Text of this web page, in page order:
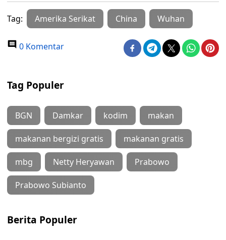
Tag: Amerika Serikat China Wuhan
0 Komentar
Tag Populer
BGN Damkar kodim makan
makanan bergizi gratis makanan gratis
mbg Netty Heryawan Prabowo
Prabowo Subianto
Berita Populer